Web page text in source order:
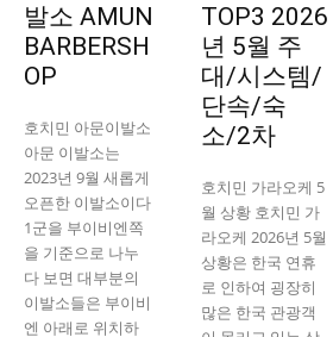
발소 AMUN
BARBERSH
OP
호치민 아문이발소
아문 이발소는
2023년 9월 새롭게
오픈한 이발소이다
1군을 부이비엔쪽
을 기준으로 나누
다 보면 대부분의
이발소들은 부이비
엔 아래로 위치하
TOP3 2026
년 5월 주
대/시스템/
단속/숙
소/2차
호치민 가라오케 5
월 상황 호치민 가
라오케 2026년 5월
상황은 한국 연휴
로 인하여 굉장히
많은 한국 관광객